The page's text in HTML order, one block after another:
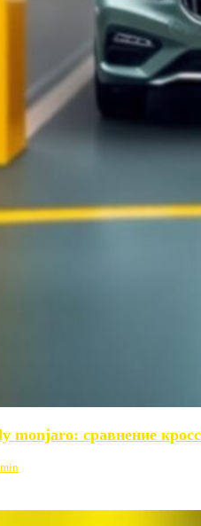
monjaro: сравнение